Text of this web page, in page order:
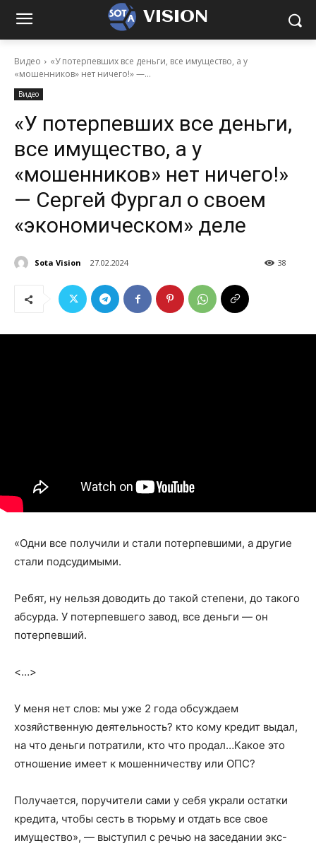
VISION
Видео
«У потерпевших все деньги, все имущество, а у
«мошенников» нет ничего!» —...
Видео
«У потерпевших все деньги,
все имущество, а у
«мошенников» нет ничего!»
— Сергей Фургал о своем
«экономическом» деле
Sota Vision 27.02.2024 38
«Одни все получили и стали потерпевшими, а другие
стали подсудимыми.
Ребят, ну нельзя доводить до такой степени, до такого
абсурда. У потерпевшего завод, все деньги — он
потерпевший.
<…>
У меня нет слов: мы уже 2 года обсуждаем
хозяйственную деятельность? кто кому кредит выдал,
на что деньги потратили, кто что продал…Какое это
отношение имеет к мошенничеству или ОПС?
Получается, поручители сами у себя украли остатки
кредита, чтобы сесть в тюрьму и отдать все свое
имущество», — выступил с речью на заседании экс-